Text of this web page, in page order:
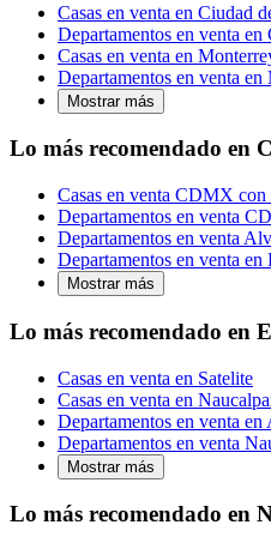
Casas en venta en Ciudad
Departamentos en venta
Casas en venta en
Departamentos en venta en
Mostrar más
Lo más recomendado en
Casas en venta CDMX con
Departamentos en venta
Departamentos en venta
Departamentos en venta en
Mostrar más
Lo más recomendado en
Casas en venta en Satelite
Casas en venta en
Departamentos en venta en
Departamentos en venta
Mostrar más
Lo más recomendado en